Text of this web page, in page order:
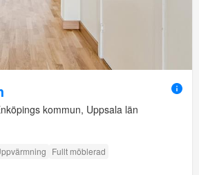
kommun, Uppsala län
Fullt möblerad